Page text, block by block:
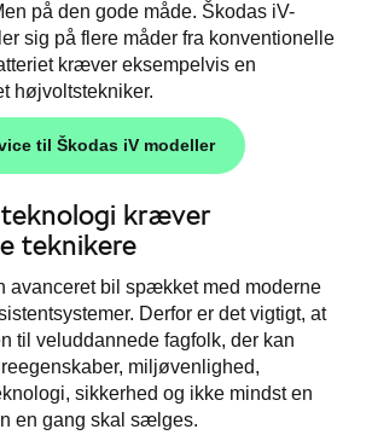
på den gode måde. Škodas iV-
sig på flere måder fra konventionelle
kræver eksempelvis en
højvoltstekniker.
til Škodas iV modeller
kræver
teknikere
avanceret bil spækket med moderne
Derfor er det vigtigt, at
til veluddannede fagfolk, der kan
miljøvenlighed,
sikkerhed og ikke mindst en
en gang skal sælges.